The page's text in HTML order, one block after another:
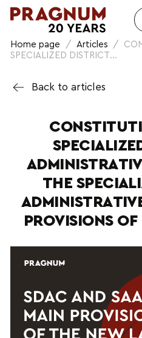
Home page / Articles /
SPECIALIZED DISTRICT...
Back to articles
THE
PROVISIONS